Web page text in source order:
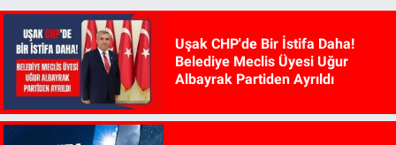
Uşak CHP'de Bir İstifa Daha!
Belediye Meclis Üyesi Uğur
Albayrak Partiden Ayrıldı